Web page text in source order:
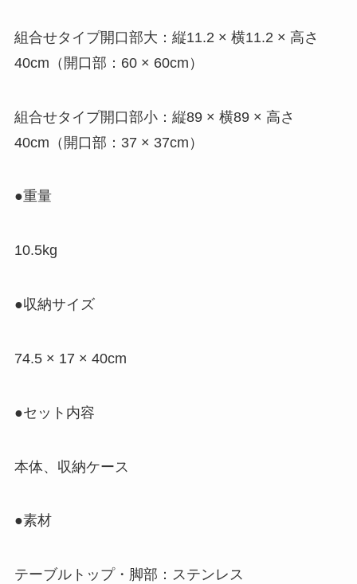
組合せタイプ開口部大：縦11.2 × 横11.2 × 高さ
40cm（開口部： 60 × 60cm ）
組合せタイプ開口部小：縦89 × 横89 × 高さ
40cm（開口部： 37 × 37cm ）
●重量
10.5kg
●収納サイズ
74.5 × 17 × 40cm
●セット内容
本体、収納ケース
●素材
テーブルトップ・脚部：ステンレス